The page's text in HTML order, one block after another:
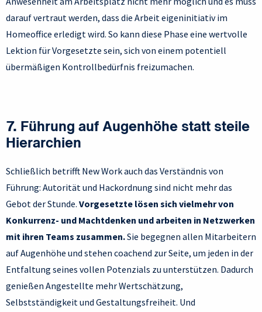
darauf vertraut werden, dass die Arbeit eigeninitiativ im
Homeoffice erledigt wird. So kann diese Phase eine wertvolle
Lektion für Vorgesetzte sein, sich von einem potentiell
übermäßigen Kontrollbedürfnis freizumachen.
7. Führung auf Augenhöhe statt steile
Hierarchien
Schließlich betrifft New Work auch das Verständnis von
Führung: Autorität und Hackordnung sind nicht mehr das
Gebot der Stunde. Vorgesetzte lösen sich vielmehr von
Konkurrenz- und Machtdenken und arbeiten in Netzwerken
mit ihren Teams zusammen.Sie begegnen allen Mitarbeitern
auf Augenhöhe und stehen coachend zur Seite, um jeden in der
Entfaltung seines vollen Potenzials zu unterstützen. Dadurch
genießen Angestellte mehr Wertschätzung,
Selbstständigkeit und Gestaltungsfreiheit. Und